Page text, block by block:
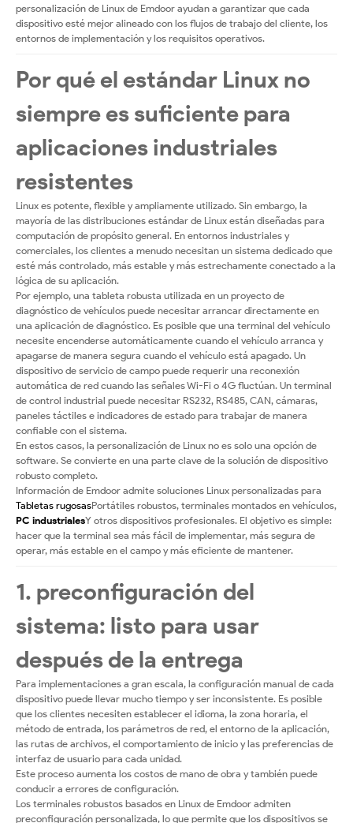
personalización de Linux de Emdoor ayudan a garantizar que cada
dispositivo esté mejor alineado con los flujos de trabajo del cliente, los
entornos de implementación y los requisitos operativos.
Por qué el estándar Linux no
siempre es suficiente para
aplicaciones industriales
resistentes
Linux es potente, flexible y ampliamente utilizado. Sin embargo, la
mayoría de las distribuciones estándar de Linux están diseñadas para
computación de propósito general. En entornos industriales y
comerciales, los clientes a menudo necesitan un sistema dedicado que
esté más controlado, más estable y más estrechamente conectado a la
lógica de su aplicación.
Por ejemplo, una tableta robusta utilizada en un proyecto de
diagnóstico de vehículos puede necesitar arrancar directamente en
una aplicación de diagnóstico. Es posible que una terminal del vehículo
necesite encenderse automáticamente cuando el vehículo arranca y
apagarse de manera segura cuando el vehículo está apagado. Un
dispositivo de servicio de campo puede requerir una reconexión
automática de red cuando las señales Wi-Fi o 4G fluctúan. Un terminal
de control industrial puede necesitar RS232, RS485, CAN, cámaras,
paneles táctiles e indicadores de estado para trabajar de manera
confiable con el sistema.
En estos casos, la personalización de Linux no es solo una opción de
software. Se convierte en una parte clave de la solución de dispositivo
robusto completo.
Información de Emdoor admite soluciones Linux personalizadas para
Tabletas rugosasPortátiles robustos, terminales montados en vehículos,
PC industrialesY otros dispositivos profesionales. El objetivo es simple:
hacer que la terminal sea más fácil de implementar, más segura de
operar, más estable en el campo y más eficiente de mantener.
1. preconfiguración del
sistema: listo para usar
después de la entrega
Para implementaciones a gran escala, la configuración manual de cada
dispositivo puede llevar mucho tiempo y ser inconsistente. Es posible
que los clientes necesiten establecer el idioma, la zona horaria, el
método de entrada, los parámetros de red, el entorno de la aplicación,
las rutas de archivos, el comportamiento de inicio y las preferencias de
interfaz de usuario para cada unidad.
Este proceso aumenta los costos de mano de obra y también puede
conducir a errores de configuración.
Los terminales robustos basados en Linux de Emdoor admiten
preconfiguración personalizada, lo que permite que los dispositivos se